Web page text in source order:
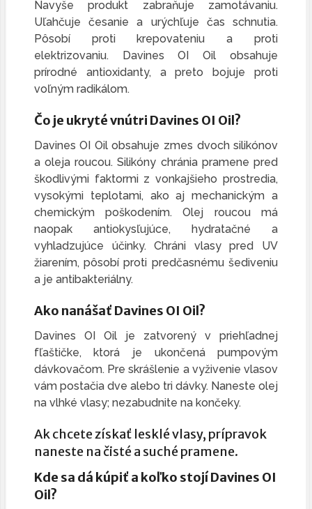
Navyše produkt zabraňuje zamotávaniu.
Uľahčuje česanie a urýchľuje čas schnutia.
Pôsobí proti krepovateniu a proti
elektrizovaniu. Davines OI Oil obsahuje
prírodné antioxidanty, a preto bojuje proti
voľným radikálom.
Čo je ukryté vnútri Davines OI Oil?
Davines OI Oil obsahuje zmes dvoch silikónov
a oleja roucou. Silikóny chránia pramene pred
škodlivými faktormi z vonkajšieho prostredia,
vysokými teplotami, ako aj mechanickým a
chemickým poškodením. Olej roucou má
naopak antiokysľujúce, hydratačné a
vyhladzujúce účinky. Chráni vlasy pred UV
žiarením, pôsobí proti predčasnému šediveniu
a je antibakteriálny.
Ako nanášať Davines OI Oil?
Davines OI Oil je zatvorený v priehľadnej
fľaštičke, ktorá je ukončená pumpovým
dávkovačom. Pre skrášlenie a vyživenie vlasov
vám postačia dve alebo tri dávky. Naneste olej
na vlhké vlasy; nezabudnite na končeky.
Ak chcete získať lesklé vlasy, prípravok
naneste na čisté a suché pramene.
Kde sa dá kúpiť a koľko stojí Davines OI
Oil?